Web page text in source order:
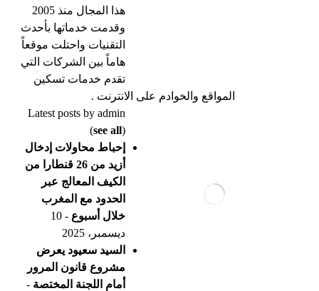
هذا المجال منذ 2005
وقدمت خدماتها بأحدث
التقنيات واحتلت موقعاً
هاماً بين الشركات التي
تقدم خدمات تسكين
المواقع والخوادم على الانترنت .
Latest posts by admin
(see all)
إحباط محاولات إدخال
أزيد من 26 قنطارا من
الكيف المعالج عبر
الحدود مع المغرب
خلال أسبوع
- 10
ديسمبر، 2025
السيد سعيود يعرض
مشروع قانون المرور
أمام اللجنة المختصة -